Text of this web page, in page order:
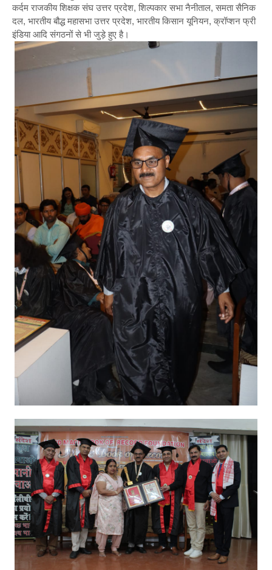
कर्दम राजकीय शिक्षक संघ उत्तर प्रदेश, शिल्पकार सभा नैनीताल, समता सैनिक
दल, भारतीय बौद्ध महासभा उत्तर प्रदेश, भारतीय किसान यूनियन, क्रॉप्शन फ्री
इंडिया आदि संगठनों से भी जुड़े हुए है।